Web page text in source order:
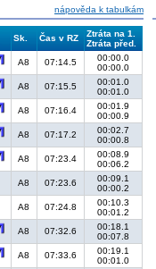
nápověda k tabulkám
Sk. Čas v RZ
Ztráta na 1.
Ztráta před.
A8 07:14.5
00:00.0
00:00.0
A8 07:15.5
00:01.0
00:01.0
A8 07:16.4
00:01.9
00:00.9
A8 07:17.2
00:02.7
00:00.8
A8 07:23.4
00:08.9
00:06.2
A8 07:23.6
00:09.1
00:00.2
A8 07:24.8
00:10.3
00:01.2
A8 07:32.6
00:18.1
00:07.8
A8 07:33.6
00:19.1
00:01.0